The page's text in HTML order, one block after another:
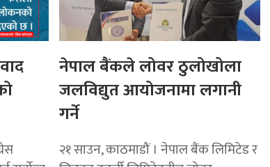
नेपाल बैंकले लोवर ठुलोखोला
जलविद्युत आयोजनामा लगानी
गर्ने
२१ साउन, काठमाडौं । नेपाल बैंक लिमिटेड र